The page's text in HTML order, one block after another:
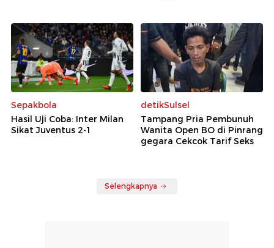
Sepakbola
Hasil Uji Coba: Inter Milan
Sikat Juventus 2-1
detikSulsel
Tampang Pria Pembunuh
Wanita Open BO di Pinrang
gegara Cekcok Tarif Seks
Selengkapnya